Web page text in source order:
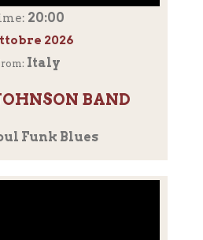
20:00
2026
Italy
BAND
Funk Blues